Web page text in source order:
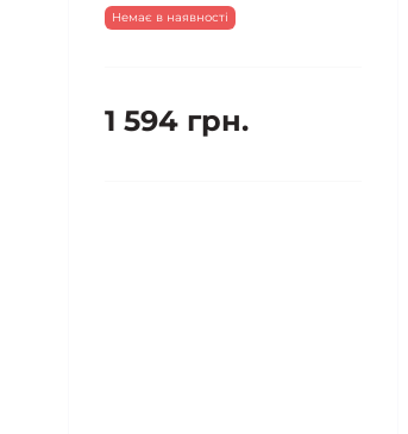
Немає в наявності
1 594 грн.